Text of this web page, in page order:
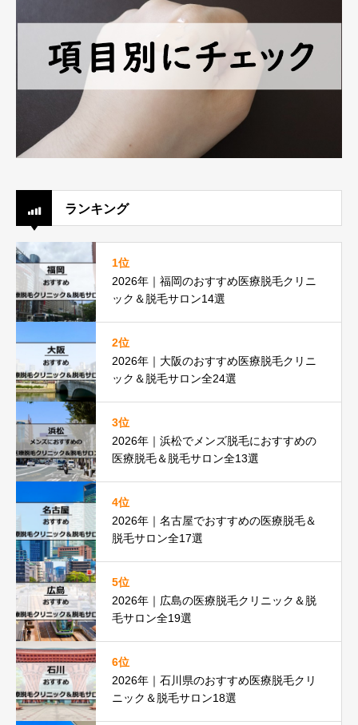
ランキング
1位
2026年｜福岡のおすすめ医療脱毛クリニ
ック＆脱毛サロン14選
2位
2026年｜大阪のおすすめ医療脱毛クリニ
ック＆脱毛サロン全24選
3位
2026年｜浜松でメンズ脱毛におすすめの
医療脱毛＆脱毛サロン全13選
4位
2026年｜名古屋でおすすめの医療脱毛＆
脱毛サロン全17選
5位
2026年｜広島の医療脱毛クリニック＆脱
毛サロン全19選
6位
2026年｜石川県のおすすめ医療脱毛クリ
ニック＆脱毛サロン18選